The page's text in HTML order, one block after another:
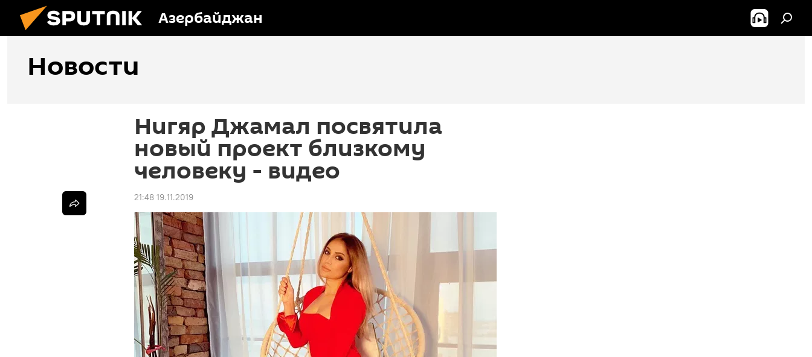
Азербайджан
Новости
Нигяр Джамал посвятила
новый проект близкому
человеку - видео
21:48 19.11.2019